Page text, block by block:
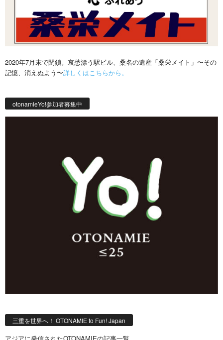
2020年7月末で閉鎖。哀愁漂う駅ビル、桑名の遺産「桑栄メイト」〜その
記憶、消えぬよう〜詳しくはこちらから。
otonamieYo!参加者募集中
三重を世界へ！ OTONAMIE to Fun! Japan